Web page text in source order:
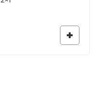
è: 25,00€.